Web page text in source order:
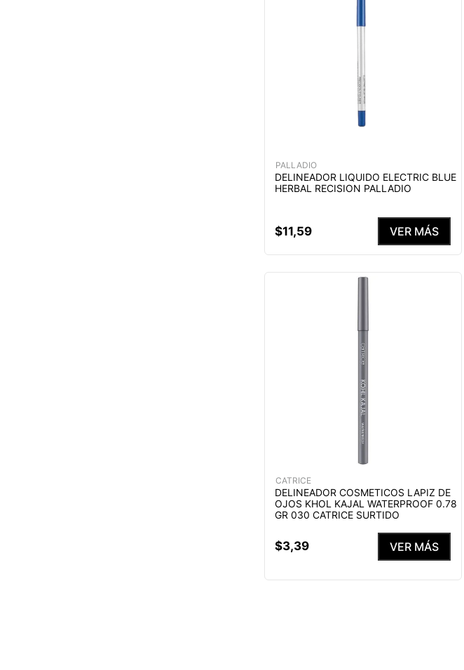
PALLADIO
DELINEADOR LIQUIDO ELECTRIC BLUE
HERBAL RECISION PALLADIO
$11,59 VER MÁS
CATRICE
DELINEADOR COSMETICOS LAPIZ DE
OJOS KHOL KAJAL WATERPROOF 0.78
GR 030 CATRICE SURTIDO
$3,39 VER MÁS